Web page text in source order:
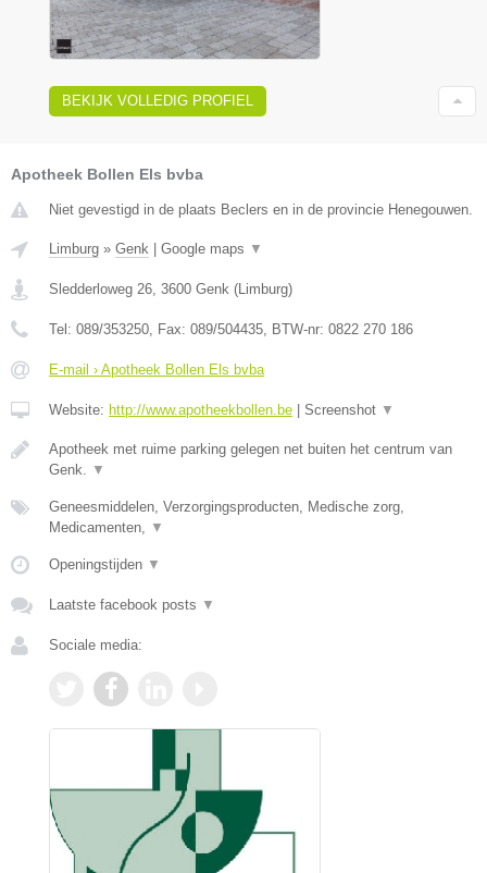
BEKIJK VOLLEDIG PROFIEL
Apotheek Bollen Els bvba
Niet gevestigd in de plaats Beclers en in de provincie Henegouwen.
Limburg » Genk | Google maps ▼
Sledderloweg 26 3600 Genk (Limburg)
Tel: 089/353250 , Fax: 089/504435 , BTW-nr: 0822 270 186
E-mail › Apotheek Bollen Els bvba
Website: http://www.apotheekbollen.be | Screenshot ▼
Apotheek met ruime parking gelegen net buiten het centrum van
Genk.
▼
Geneesmiddelen, Verzorgingsproducten, Medische zorg,
Medicamenten,
▼
Openingstijden ▼
Laatste facebook posts ▼
Sociale media: